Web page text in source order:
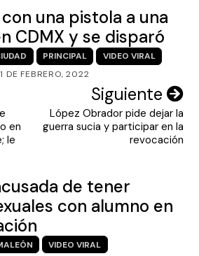
una pistola a una
CDMX y se disparó
PRINCIPAL
VIDEO VIRAL
DE FEBRERO, 2022
en
le
Siguiente
López Obrador pide dejar la
guerra sucia y participar en la
revocación
de tener
con alumno en
VIDEO VIRAL